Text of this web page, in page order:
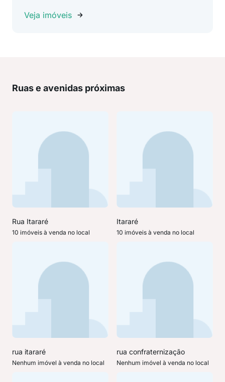
Veja imóveis
Ruas e avenidas próximas
Rua Itararé
10 imóveis à venda no local
Itararé
10 imóveis à venda no local
rua itararé
Nenhum imóvel à venda no local
rua confraternização
Nenhum imóvel à venda no local